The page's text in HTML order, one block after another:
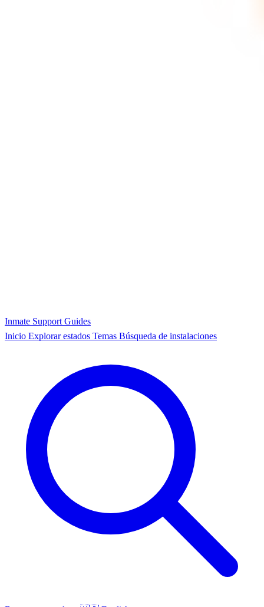
Inmate Support Guides
Inicio Explorar estados Temas Búsqueda de instalaciones